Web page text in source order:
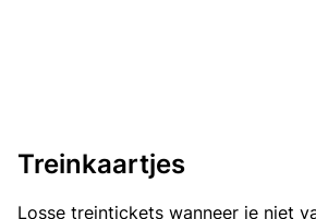
Treinkaartjes
Losse treintickets wanneer je niet